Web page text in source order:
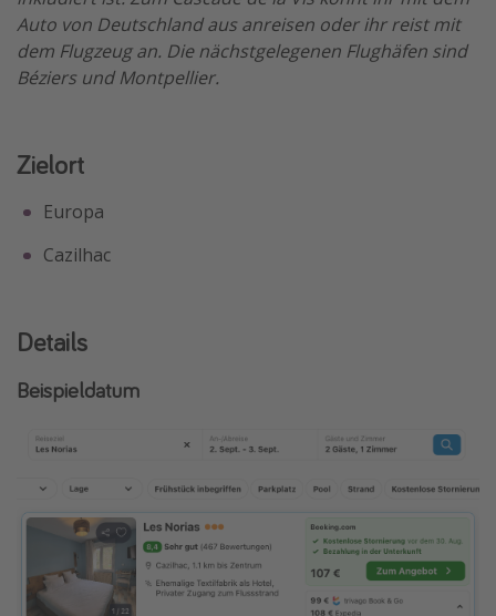
Auto von Deutschland aus anreisen oder ihr reist mit
dem Flugzeug an. Die nächstgelegenen Flughäfen sind
Béziers und Montpellier.
Zielort
Europa
Cazilhac
Details
Beispieldatum